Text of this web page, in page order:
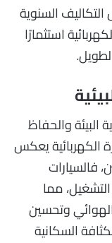
السنوية
استثمارًا
والحفاظ
الكهربائية يعكس
فالسيارات
التشغيل، مما
وتحسين
السكانية